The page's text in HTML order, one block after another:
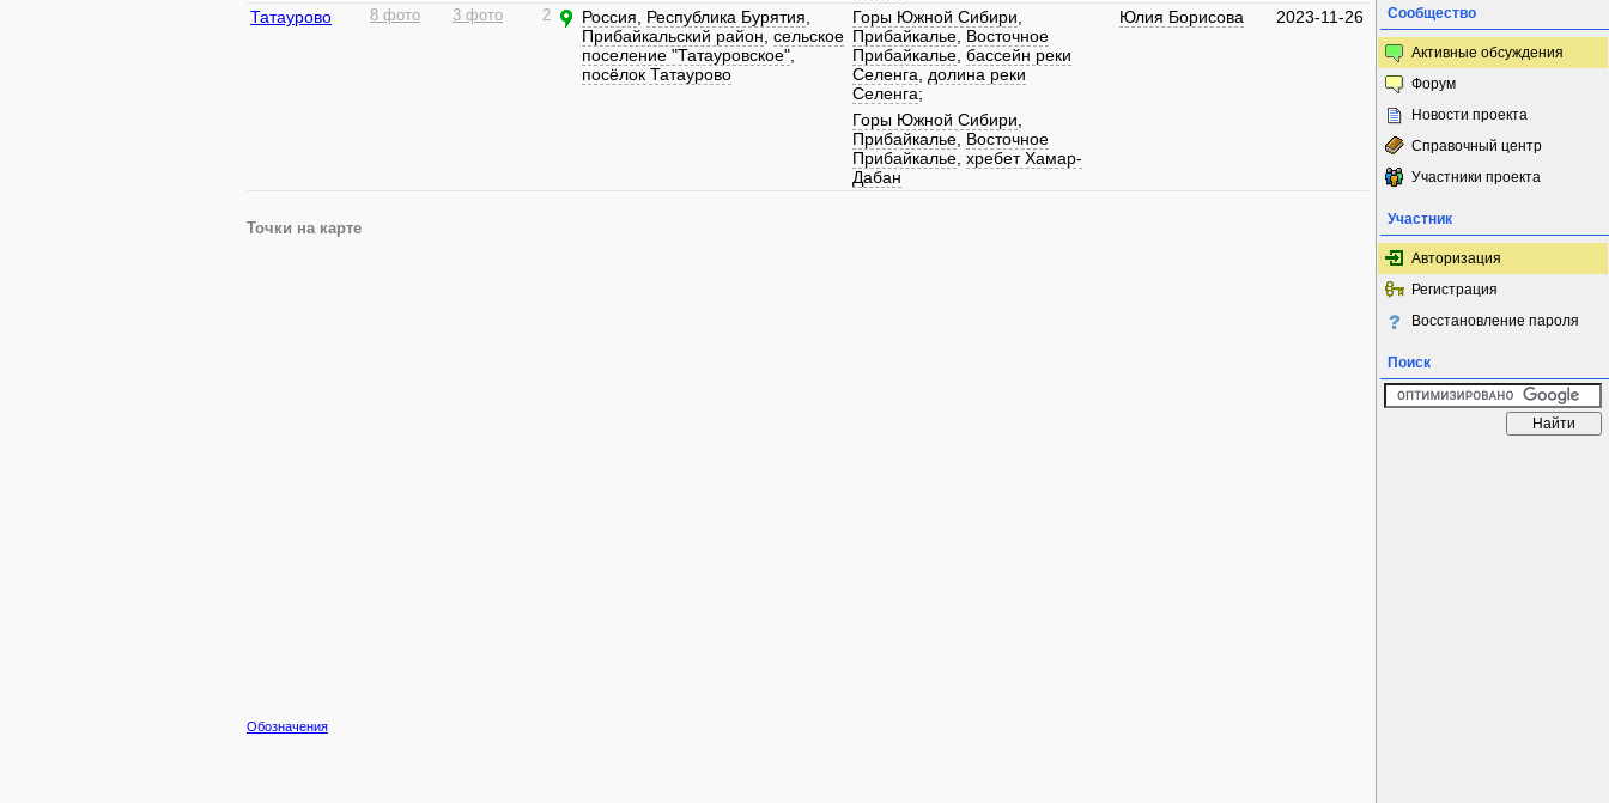
Татаурово 8 фото 3 фото 2 Россия Республика Бурятия
Прибайкальский район сельское
поселение "Татауровское"
посёлок Татаурово
Горы Южной Сибири
Прибайкалье Восточное
Прибайкалье бассейн реки
Селенга
долина реки
Селенга;
Горы Южной Сибири
Прибайкалье Восточное
Прибайкалье хребет Хамар-
Дабан
Юлия Борисова 2023-11-26
Точки на карте
Обозначения
Сообщество
Активные обсуждения
Форум
Новости проекта
Справочный центр
Участники проекта
Участник
Авторизация
Регистрация
Восстановление пароля
Поиск